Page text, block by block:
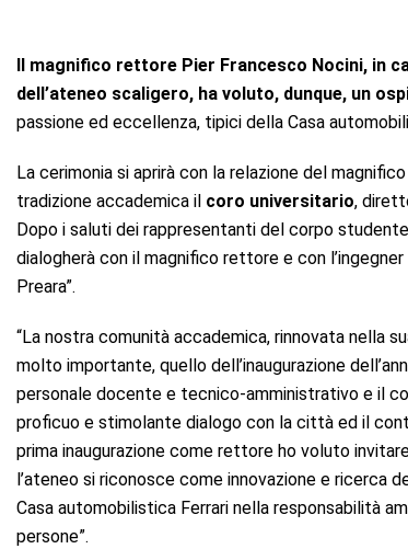
Il magnifico rettore Pier Francesco Nocini, in
dell’ateneo scaligero, ha voluto, dunque, un
passione ed eccellenza, tipici della Casa
La cerimonia si aprirà con la relazione del
tradizione accademica il coro universitario,
Dopo i saluti dei rappresentanti del corpo
dialogherà con il magnifico rettore e con l’ingegner
Preara”.
“La nostra comunità accademica, rinnovata nella
molto importante, quello dell’inaugurazione
personale docente e tecnico-amministrativo e il
proficuo e stimolante dialogo con la città ed il
prima inaugurazione come rettore ho voluto
l’ateneo si riconosce come innovazione e ricerca
Casa automobilistica Ferrari nella responsabilità
persone”.